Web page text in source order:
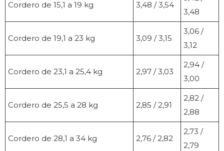
Cordero de 15,1 a 19 kg 3,48 / 3,54
3,48
Cordero de 19,1 a 23 kg 3,09 / 3,15
3,06 /
3,12
Cordero de 23,1 a 25,4 kg 2,97 / 3,03
2,94 /
3,00
Cordero de 25,5 a 28 kg 2,85 / 2,91
2,82 /
2,88
Cordero de 28,1 a 34 kg 2,76 / 2,82
2,73 /
2,79